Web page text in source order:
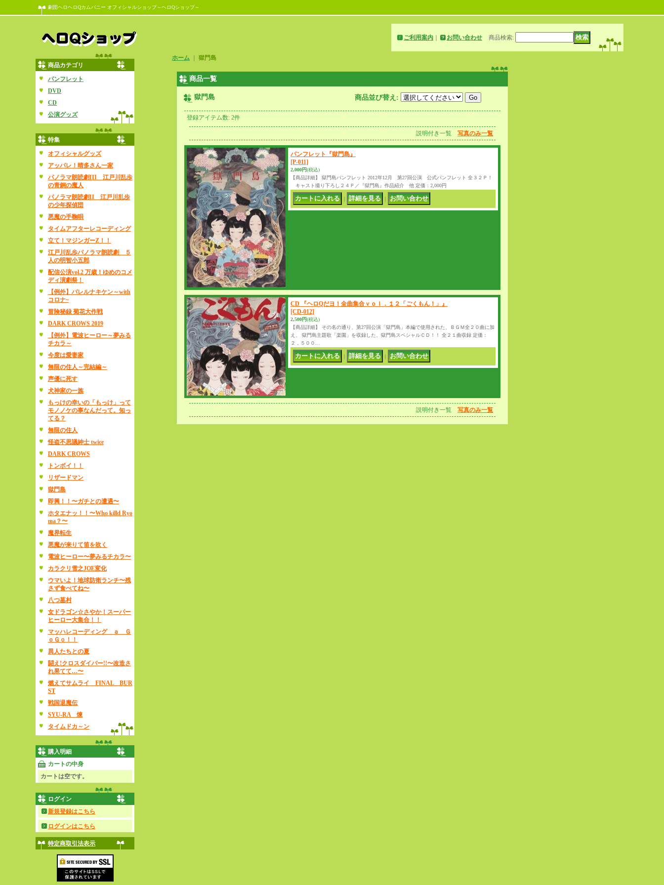
劇団ヘロヘロQカムパニー オフィシャルショップ～ヘロQショップ～
ご利用案内 お問い合わせ 商品検索:
商品カテゴリ
パンフレット
DVD
CD
公演グッズ
特集
オフィシャルグッズ
アッパレ！晴多さん一家
パノラマ朗読劇III 江戸川乱歩
の青銅の魔人
パノラマ朗読劇II 江戸川乱歩
の少年探偵団
悪魔の手鞠唄
タイムアフターレコーディング
立て！マジンガーZ！！
江戸川乱歩パノラマ朗読劇 ５
人の明智小五郎
配信公演vol.2 万歳！ゆめのコメ
ディ演劇祭！
【例外】バレルナキケン～with
コロナ~
冒険秘録 菊花大作戦
DARK CROWS 2019
【例外】電波ヒーロー～夢みる
チカラ～
今度は愛妻家
無限の住人～完結編～
声優に死す
犬神家の一族
もっけの幸いの「もっけ」って
モノノケの事なんだって。知っ
てる？
無限の住人
怪盗不思議紳士 twice
DARK CROWS
トンボイ！！
リザードマン
獄門島
即興！！〜ガチとの遭遇〜
ホタエナッ！！〜Who killd Ryo
ma？〜
魔界転生
悪魔が来りて笛を吹く
電波ヒーロー〜夢みるチカラ〜
カラクリ雪之JOE変化
ウマいよ！地球防衛ランチ〜残
さず食べてね〜
八つ墓村
女ドラゴン☆さやか！スーパー
ヒーロー大集合！！
マッハレコーディング ａ Ｇ
ｏＧｏ！！
異人たちとの夏
闘え!クロスダイバー!!〜改造さ
れ果てて…〜
燃えてサムライ FINAL BUR
ST
戦国退魔伝
SYU-RA 煉
タイムドカ～ン
購入明細
カートの中身
カートは空です。
ログイン
新規登録はこちら
ログインはこちら
特定商取引法表示
ホーム 獄門島
商品一覧
獄門島 商品並び替え :
登録アイテム数: 2件
説明付き一覧 写真のみ一覧
パンフレット『獄門島』
[P-011]
2,000円(税込)
【商品詳細】 獄門島パンフレット 2012年12月 第27回公演 公式パンフレット 全３２Ｐ！
キャスト撮り下ろし２４Ｐ／『獄門島』作品紹介 他 定価：2,000円
CD 『ヘロQだヨ！全曲集合ｖｏｌ．１２「ごくもん！」』
[CD-012]
2,500円(税込)
【商品詳細】 その名の通り、第27回公演「獄門島」本編で使用された、ＢＧＭ全２０曲に加
え、 獄門島主題歌「楽園」を収録した、獄門島スペシャルＣＤ！！ 全２１曲収録 定価：
２，５００…
説明付き一覧 写真のみ一覧